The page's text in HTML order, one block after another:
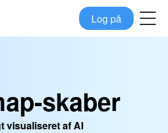
Log på
skaber
visualiseret af AI